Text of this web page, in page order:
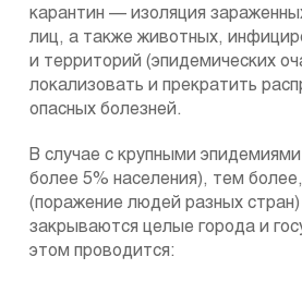
карантин — изоляция
лиц, а также животных,
и территорий (эпидемических
локализовать и прекратить
опасных болезней.
В случае с крупными
более 5% населения), тем
(поражение людей разных стран)
закрываются целые города и
этом проводится: